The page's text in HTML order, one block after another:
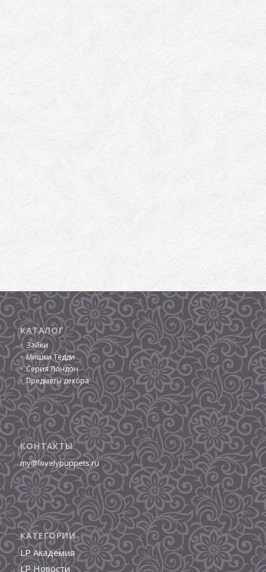
КАТАЛОГ
Зайки
Мишки Тедди
Серия Лондон
Предметы декора
КОНТАКТЫ
my@lovelypuppets.ru
КАТЕГОРИИ
LP Академия
LP Новости